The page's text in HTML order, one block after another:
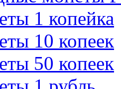
1 копейка
10 копеек
50 копеек